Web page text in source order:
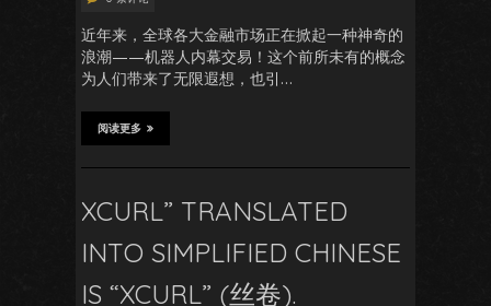
近年来，全球各大金融市场正在掀起一种神奇的
浪潮——机器人内幕交易！这个前所未有的概念
为人们带来了无限遐想，也引…
阅读更多
XCURL” TRANSLATED
INTO SIMPLIFIED CHINESE
IS “XCURL” (丝卷).